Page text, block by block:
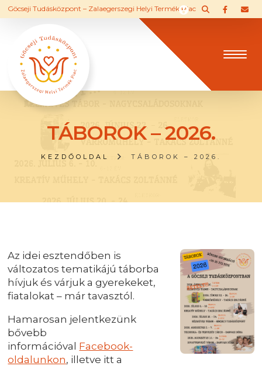
Göcseji Tudásközpont – Zalaegerszegi Helyi Termék Piac
TÁBOROK – 2026.
KEZDŐOLDAL TÁBOROK – 2026.
Az idei esztendőben is
változatos tematikájú táborba
hívjuk és várjuk a gyerekeket,
fiatalokat – már tavasztól.
Hamarosan jelentkezünk
bővebb
információval Facebook-
oldalunkon, illetve itt a